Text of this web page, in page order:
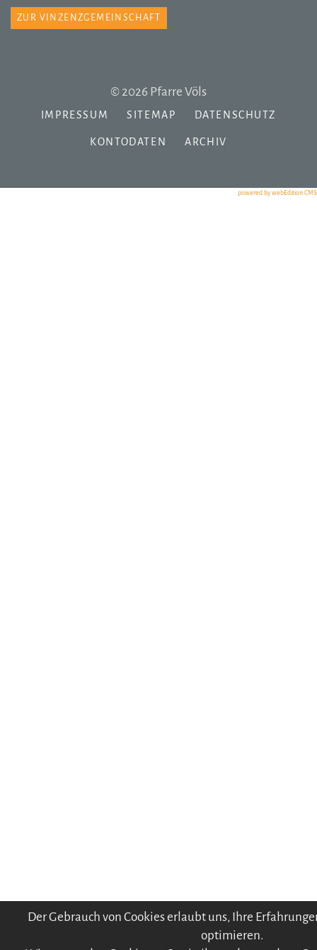
Der Gebrauch von Cookies erlaubt uns, Ihre
optimieren.
ZUR VINZENZGEMEINSCHAFT
© 2026 Pfarre Völs
IMPRESSUM SITEMAP DATENSCHUTZ
KONTODATEN ARCHIV
powered by webEdition CMS